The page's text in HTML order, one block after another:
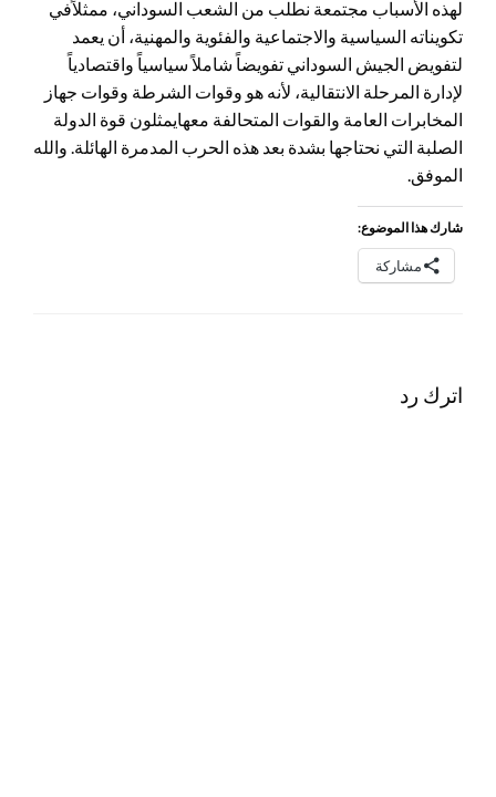
لهذه الأسباب مجتمعة نطلب من الشعب السوداني، ممثلاًفي
تكويناته السياسية والاجتماعية والفئوية والمهنية، أن يعمد
لتفويض الجيش السوداني تفويضاً شاملاً سياسياً واقتصادياً
لإدارة المرحلة الانتقالية، لأنه هو وقوات الشرطة وقوات جهاز
المخابرات العامة والقوات المتحالفة معهايمثلون قوة الدولة
الصلبة التي نحتاجها بشدة بعد هذه الحرب المدمرة الهائلة. والله
الموفق.
شارك هذا الموضوع:
مشاركة
اترك رد